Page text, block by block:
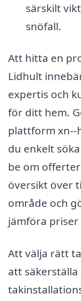
särskilt
snöfall.
Att hitta en
Lidhult
expertis och
för ditt hem.
plattform xn--
du enkelt
be om
översikt över
område och
jämföra priser
Att välja rätt
att